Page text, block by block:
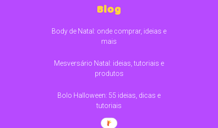
Blog
Body de Natal: onde comprar, ideias e
mais
Mesversário Natal: ideias, tutoriais e
produtos
Bolo Halloween: 55 ideias, dicas e
tutoriais